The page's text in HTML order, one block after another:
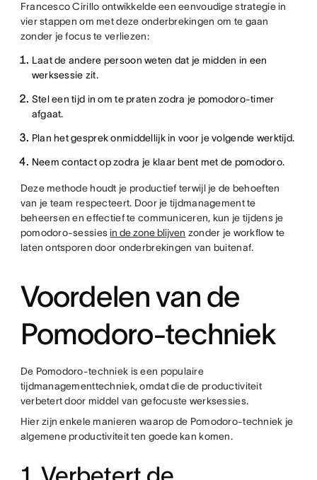
Francesco Cirillo ontwikkelde een eenvoudige strategie in
vier stappen om met deze onderbrekingen om te gaan
zonder je focus te verliezen:
Laat de andere persoon weten dat je midden in een
werksessie zit.
Stel een tijd in om te praten zodra je pomodoro-timer
afgaat.
Plan het gesprek onmiddellijk in voor je volgende werktijd.
Neem contact op zodra je klaar bent met de pomodoro.
Deze methode houdt je productief terwijl je de behoeften
van je team respecteert. Door je tijdmanagement te
beheersen en effectief te communiceren, kun je tijdens je
pomodoro-sessies in de zone blijven zonder je workflow te
laten ontsporen door onderbrekingen van buitenaf.
Voordelen van de
Pomodoro-techniek
De Pomodoro-techniek is een populaire
tijdmanagementtechniek, omdat die de productiviteit
verbetert door middel van gefocuste werksessies.
Hier zijn enkele manieren waarop de Pomodoro-techniek je
algemene productiviteit ten goede kan komen.